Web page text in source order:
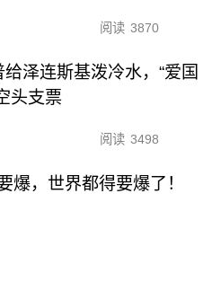
阅读 3870
给泽连斯基泼冷水，“爱国
头支票
阅读 3498
爆，世界都得要爆了！